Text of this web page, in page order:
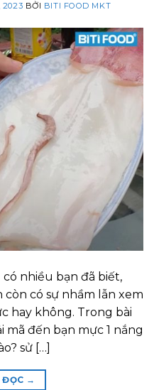
2023 BỞI BITI FOOD MKT
nhiều bạn đã biết,
có sự nhầm lẫn xem
hay không. Trong bài
mã đến bạn mực 1 nắng
sử […]
ĐỌC →